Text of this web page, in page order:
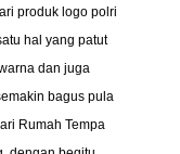
produk logo polri
hal yang patut
dan juga
bagus pula
Rumah Tempa